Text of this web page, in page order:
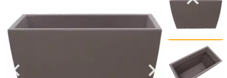
Zum vorigen Bild Zum nächsten Bild
Zum vorigen Bild